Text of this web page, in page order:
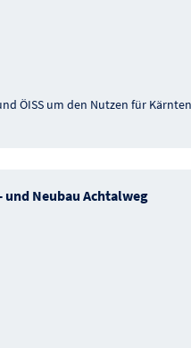
ÖISS um den Nutzen für
und Neubau Achtalweg